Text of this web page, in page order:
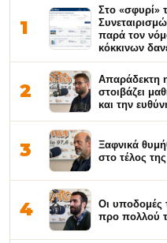
1
Στο «σφυρί»
παρά τον
κόκκινων
2
Απαράδεκτη
στοιβάζει
και την
3
Ξαφνικά
στο τέλος
4
Οι υποδομές
προ πολλού